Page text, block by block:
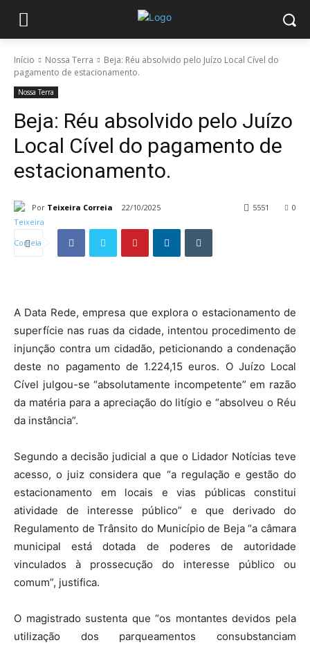
Início Nossa Terra
Beja: Réu absolvido pelo Juízo Local Cível do
pagamento de estacionamento.
Nossa Terra
Beja: Réu absolvido pelo Juízo
Local Cível do pagamento de
estacionamento.
Por Teixeira Correia 22/10/2025 0
5551
A Data Rede, empresa que explora o estacionamento de
superfície nas ruas da cidade, intentou procedimento de
injunção contra um cidadão, peticionando a condenação
deste no pagamento de 1.224,15 euros. O Juízo Local
Cível julgou-se “absolutamente incompetente” em razão
da matéria para a apreciação do litígio e “absolveu o Réu
da instância”.
Segundo a decisão judicial a que o Lidador Notícias teve
acesso, o juiz considera que “a regulação e gestão do
estacionamento em locais e vias públicas constitui
atividade de interesse público” e que derivado do
Regulamento de Trânsito do Município de Beja “a câmara
municipal está dotada de poderes de autoridade
vinculados à prossecução do interesse público ou
comum”, justifica.
O magistrado sustenta que “os montantes devidos pela
utilização dos parqueamentos consubstanciam